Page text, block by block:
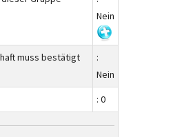
Nein
muss bestätigt
:
Nein
: 0